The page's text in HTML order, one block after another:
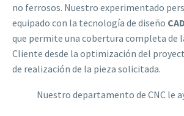
no ferrosos. Nuestro experimentado
equipado con la tecnología de diseño
que permite una cobertura completa de
Cliente desde la optimización del
de realización de la pieza solicitada.
Nuestro departamento de CNC le